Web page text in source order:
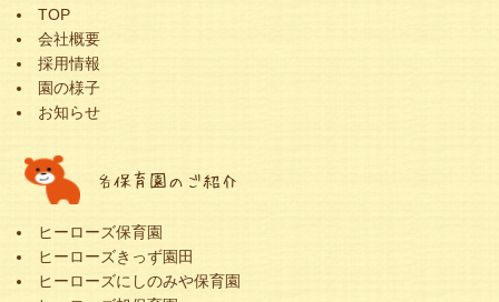
TOP
会社概要
採用情報
園の様子
お知らせ
各保育園のご紹介
ヒーローズ保育園
ヒーローズきっず園田
ヒーローズにしのみや保育園